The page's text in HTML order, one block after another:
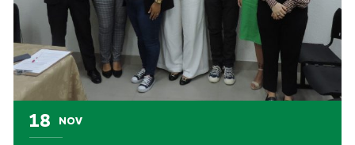
18 NOV